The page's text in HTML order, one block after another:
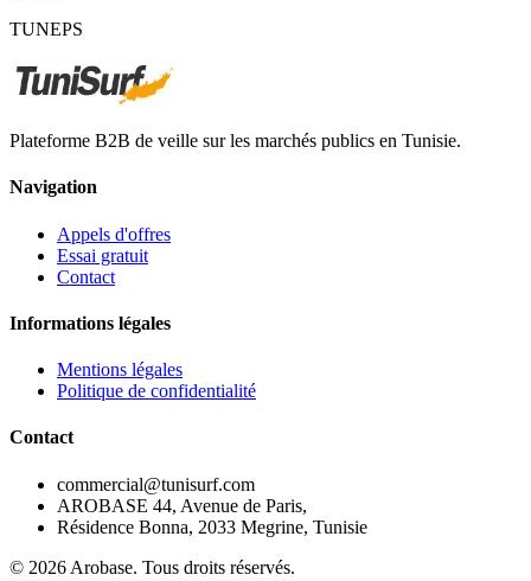
TUNEPS
Plateforme B2B de veille sur les marchés publics en Tunisie.
Navigation
Appels d'offres
Essai gratuit
Contact
Informations légales
Mentions légales
Politique de confidentialité
Contact
commercial@tunisurf.com
AROBASE 44, Avenue de Paris,
Résidence Bonna, 2033 Megrine, Tunisie
© 2026 Arobase. Tous droits réservés.